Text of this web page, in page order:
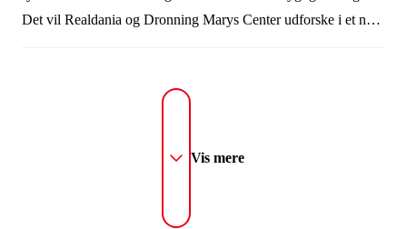
Det vil Realdania og Dronning Marys Center udforske i et nyt
Vis mere